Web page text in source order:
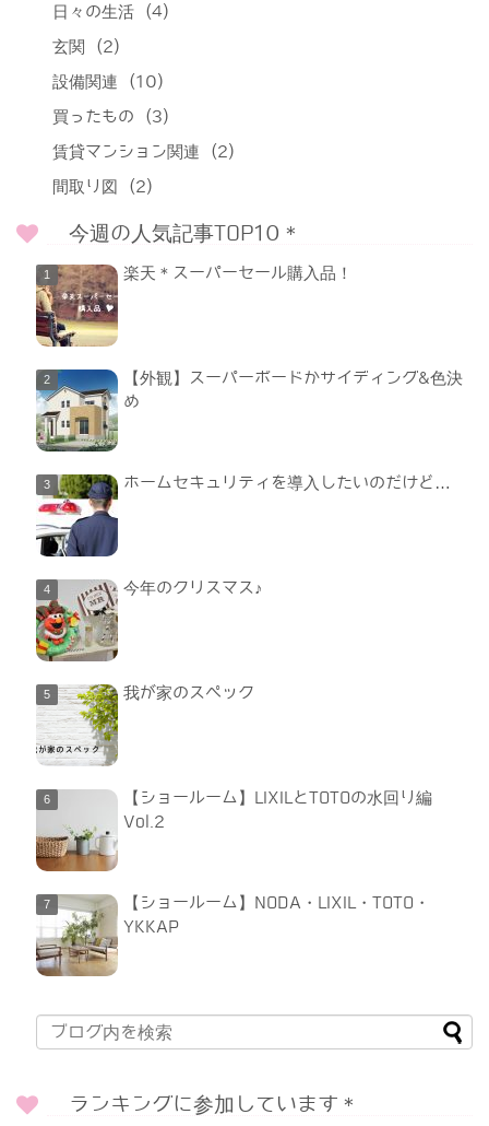
日々の生活 (4)
玄関
(2)
設備関連 (10)
買ったもの (3)
賃貸マンション関連 (2)
間取り図
(2)
今週の人気記事TOP10＊
楽天＊スーパーセール購入品！
【外観】スーパーボードかサイディング&色決
め
ホームセキュリティを導入したいのだけど…
今年のクリスマス♪
我が家のスペック
【ショールーム】LIXILとTOTOの水回り編
Vol.2
【ショールーム】NODA・LIXIL・TOTO・
YKKAP
ランキングに参加しています＊